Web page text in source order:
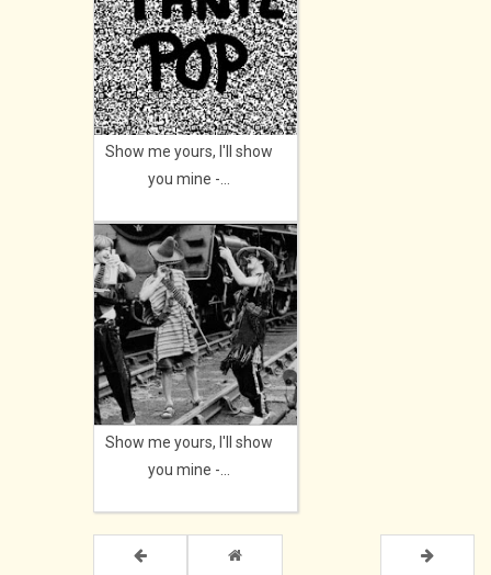
Show me yours, I'll show
you mine -...
Show me yours, I'll show
you mine -...